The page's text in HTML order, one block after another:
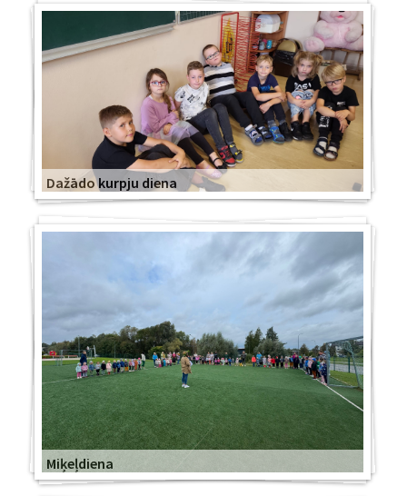
Dažādo kurpju diena
Miķeļdiena